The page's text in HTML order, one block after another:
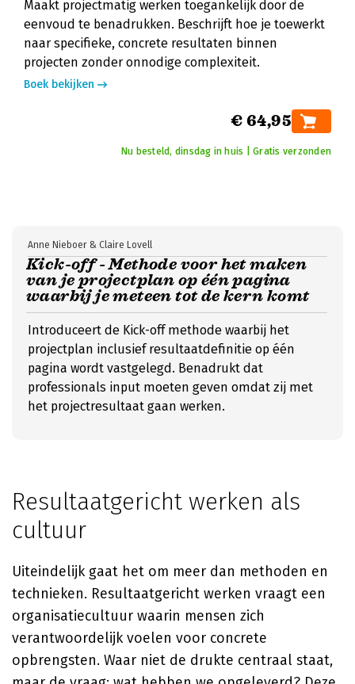
Maakt projectmatig werken toegankelijk door de
eenvoud te benadrukken. Beschrijft hoe je toewerkt
naar specifieke, concrete resultaten binnen
projecten zonder onnodige complexiteit.
Boek bekijken
€ 64,95
Nu besteld, dinsdag in huis | Gratis verzonden
Kick-off - Methode voor het maken
van je projectplan op één pagina
waarbij je meteen tot de kern komt
Anne Nieboer & Claire Lovell
Introduceert de Kick-off methode waarbij het
projectplan inclusief resultaatdefinitie op één
pagina wordt vastgelegd. Benadrukt dat
professionals input moeten geven omdat zij met
het projectresultaat gaan werken.
Resultaatgericht werken als
cultuur
Uiteindelijk gaat het om meer dan methoden en
technieken. Resultaatgericht werken vraagt een
organisatiecultuur waarin mensen zich
verantwoordelijk voelen voor concrete
opbrengsten. Waar niet de drukte centraal staat,